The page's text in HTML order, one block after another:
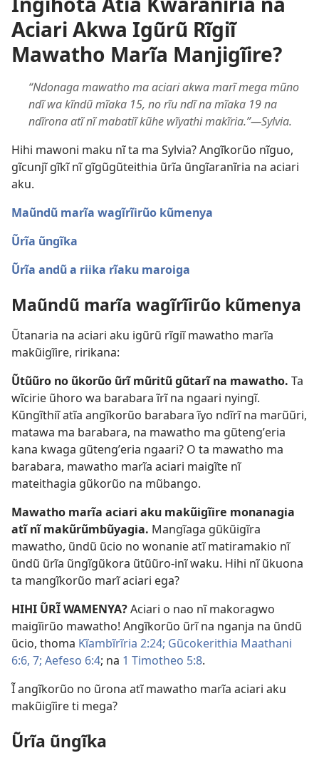
Aciari Akwa Igũrũ Rĩgiĩ
Mawatho Marĩa Manjigĩire?
“Ndonaga mawatho ma aciari akwa marĩ mega mũno
ndĩ wa kĩndũ mĩaka 15, no rĩu ndĩ na mĩaka 19 na
ndĩrona atĩ nĩ mabatiĩ kũhe wĩyathi makĩria.”​—Sylvia.
Hihi mawoni maku nĩ ta ma Sylvia? Angĩkorũo nĩguo,
gĩcunjĩ gĩkĩ nĩ gĩgũgũteithia ũrĩa ũngĩaranĩria na aciari
aku.
Maũndũ marĩa wagĩrĩirũo kũmenya
Ũrĩa ũngĩka
Ũrĩa andũ a riika rĩaku maroiga
Maũndũ marĩa wagĩrĩirũo kũmenya
Ũtanaria na aciari aku igũrũ rĩgiĩ mawatho marĩa
makũigĩire, ririkana:
Ũtũũro no ũkorũo ũrĩ mũritũ gũtarĩ na mawatho. Ta
wĩcirie ũhoro wa barabara ĩrĩ na ngaari nyingĩ.
Kũngĩthiĩ atĩa angĩkorũo barabara ĩyo ndĩrĩ na marũũri,
matawa ma barabara, na mawatho ma gũtengʼeria
kana kwaga gũtengʼeria ngaari? O ta mawatho ma
barabara, mawatho marĩa aciari maigĩte nĩ
mateithagia gũkorũo na mũbango.
Mawatho marĩa aciari aku makũigĩire monanagia
atĩ nĩ makũrũmbũyagia. Mangĩaga gũkũigĩra
mawatho, ũndũ ũcio no wonanie atĩ matiramakio nĩ
ũndũ ũrĩa ũngĩgũkora ũtũũro-inĩ waku. Hihi nĩ ũkuona
ta mangĩkorũo marĩ aciari ega?
HIHI ŨRĨ WAMENYA?Aciari o nao nĩ makoragwo
maigĩirũo mawatho! Angĩkorũo ũrĩ na nganja na ũndũ
ũcio, thoma Kĩambĩrĩria 2:24; Gũcokerithia Maathani
6:6, 7; Aefeso 6:4; na 1 Timotheo 5:8.
Ĩ angĩkorũo no ũrona atĩ mawatho marĩa aciari aku
makũigĩire ti mega?
Ũrĩa ũngĩka